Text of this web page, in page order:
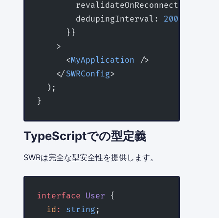
        revalidateOnReconnect:
        dedupingInterval:
2000
      }}
    >
      <
MyApplication />
    </
SWRConfig>
  );
}
TypeScriptでの型定義
SWRは完全な型安全性を提供します。
interface User {
  id
: string ;